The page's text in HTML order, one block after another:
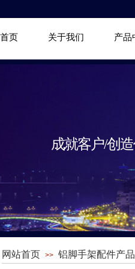
页 关于我们 产品
成就客户/创
网站首页 >> 铝脚手架配件产品